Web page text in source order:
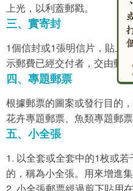
上光，以利蓋郵戳。
三、實寄封
1個信封或1張明信片，貼上
示郵費已經交付者，交由郵
四、專題郵票
根據郵票的圖案或發行目的
花卉專題郵票、魚類專題郵
五、小全張
1. 以全套或全套中的1枚或
的，稱為小全張。用來增進